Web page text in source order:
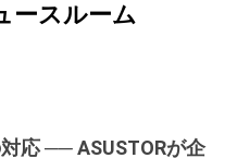
ースルーム
応 ── ASUSTORが企